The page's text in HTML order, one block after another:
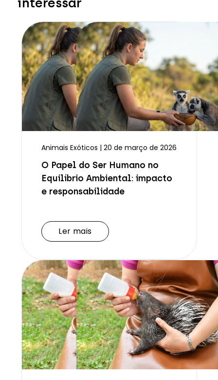
Animais Exóticos | 20 de março de 2026
O Papel do Ser Humano no
Equilíbrio Ambiental: impacto
e responsabilidade
Ler mais